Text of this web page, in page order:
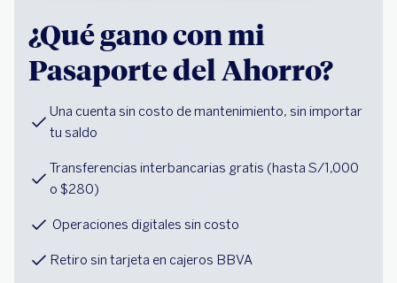
¿Qué gano con mi
Pasaporte del Ahorro?
Una cuenta sin costo de mantenimiento, sin importar
tu saldo
Transferencias interbancarias gratis (hasta S/1,000
o $280)
Operaciones digitales sin costo
Retiro sin tarjeta en cajeros BBVA